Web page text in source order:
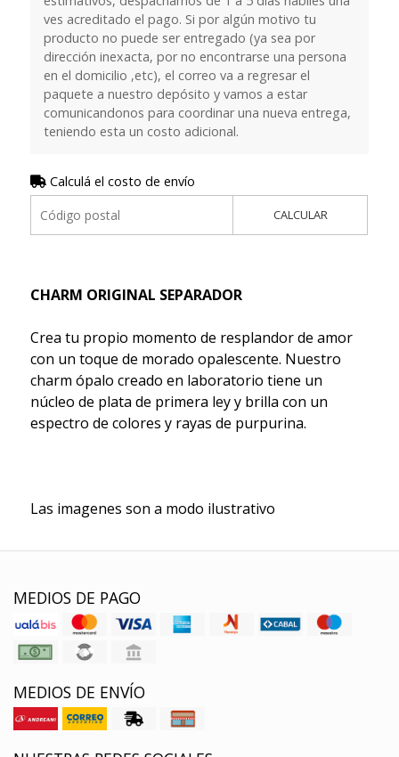
ves acreditado el pago. Si por algún motivo tu
producto no puede ser entregado (ya sea por
dirección inexacta, por no encontrarse una persona
en el domicilio ,etc), el correo va a regresar el
paquete a nuestro depósito y vamos a estar
comunicandonos para coordinar una nueva entrega,
teniendo esta un costo adicional.
Calculá el costo de envío
CALCULAR
CHARM ORIGINAL SEPARADOR
Crea tu propio momento de resplandor de amor
con un toque de morado opalescente. Nuestro
charm ópalo creado en laboratorio tiene un
núcleo de plata de primera ley y brilla con un
espectro de colores y rayas de purpurina.
Las imagenes son a modo ilustrativo
MEDIOS DE PAGO
MEDIOS DE ENVÍO